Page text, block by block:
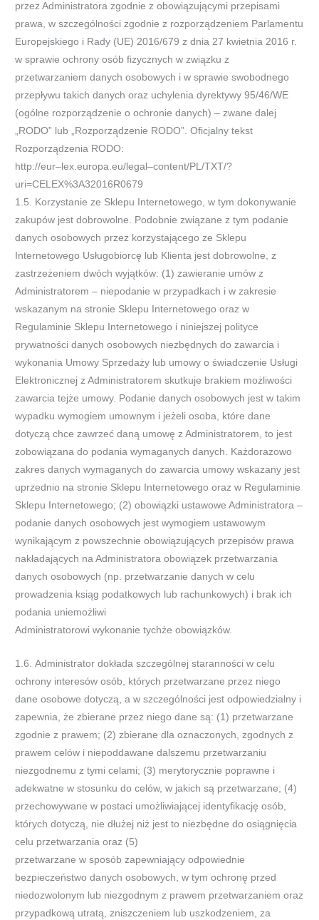
przez Administratora zgodnie z obowiązującymi przepisami
prawa, wszczególności zgodnie z rozporządzeniem Parlamentu
Europejskiego i Rady (UE) 2016/679 z dnia 27 kwietnia 2016 r.
w sprawieochrony osób fizycznych w związku z
przetwarzaniem danych osobowych i w sprawie swobodnego
przepływu takich danych oraz uchylenia dyrektywy 95/46/WE
(ogólne rozporządzenie o ochronie danych) – zwane dalej
„ RODO” lub „ Rozporządzenie RODO”.Oficjalny tekst
Rozporządzenia RODO:
http://eur– lex.europa.eu/legal–content/PL/TXT/?
uri=CELEX%3A32016R0679
1.5. Korzystanie ze Sklepu Internetowego, w tym dokonywanie
zakupów jest dobrowolne. Podobnie związane z tym podanie
danychosobowych przez korzystającego ze Sklepu
Internetowego Usługobiorcę lub Klienta jest dobrowolne, z
zastrzeżeniem dwóchwyjątków: (1) zawieranie umów z
Administratorem – niepodanie w przypadkach i w zakresie
wskazanym na stronie Sklepu
Internetowego oraz w
Regulaminie Sklepu Internetowego i niniejszej polityce
prywatności danych osobowych niezbędnych dozawarcia i
wykonania Umowy Sprzedaży l ub umowy o świadczenie Usługi
Elektronicznej z Administratorem skutkuje brakiem możliwości
zawarcia tejże umowy. Podanie danych osobowych jest w takim
wypadku wymogiem umownym i jeżeli osoba, któredane
dotyczą chce zawrzeć daną umowę z Administratorem, to jest
zobowiązana do podania wymaganych danych. Każdorazowo
zakres danych wymaganych do zawarcia umowy wskazany jest
uprzednio na stronie Sklepu Internetowego oraz w Regulaminie
Sklepu Internetowego; (2) obowiązki ustawowe Administratora –
podanie danych osobowych jest wymogiem ustawowym
wynikającym z powszechnie obowiązujących przepisów prawa
nakładających na Administratora obowiązek przetwarzania
danychosobowych (np. przetwarzanie danych w celu
prowadzenia ksiąg podatkowych lub rachunkowych) i brak ich
podania uniemożliwi
Administratorowi wykonanie tychże obowiązków.
1.6. Administrator dokłada szczególnej staranności w celu
ochrony interesów osób, których przetwarzane przez niego
dane osobowedotyczą, a w szczególności jest odpowiedzialny i
zapewnia, że zbierane przez niego dane są: (1) przetwarzane
zgodnie z prawem; (2) zbierane dla oznaczonych, zgodnych z
prawem celów i niepoddawane dalszemu przetwarzaniu
niezgodnemu z tymi celami; (3) merytorycznie poprawne i
adekwatne w stosunku do celów, w jakich są przetwarzane; (4)
przechowywane w postaci umożliwiającej identyfikację osób,
których dotyczą, nie dłużej niż jest to niezbędne do osiągnięcia
celu przetwarzania oraz (5)
przetwarzane w sposób zapewniający odpowiednie
bezpieczeństwo danych osobowych, w tym ochronę przed
niedozwolonym lub niezgodnym z prawem przetwarzaniem oraz
przypadkową utratą, zniszczeniem lub uszkodzeniem, za